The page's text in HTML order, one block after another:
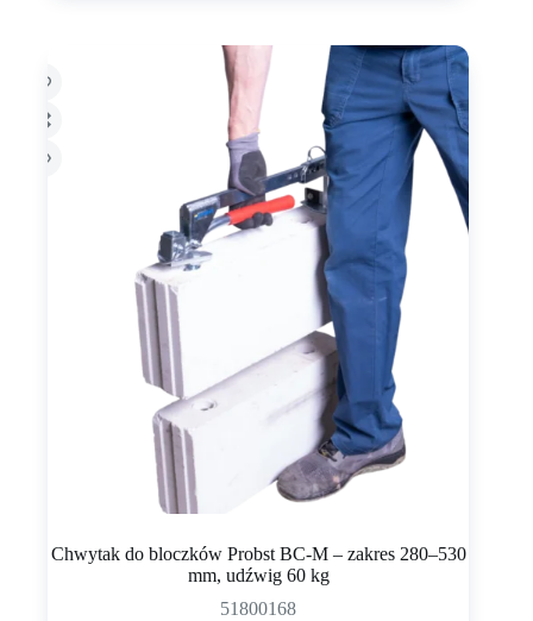
Chwytak do bloczków Probst BC-M – zakres 280–530
mm, udźwig 60 kg
51800168